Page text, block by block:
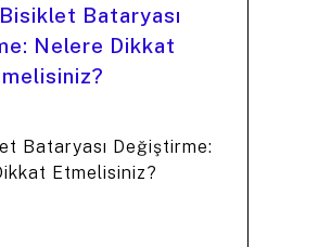
Bataryası
Nelere Dikkat
Bataryası Değiştirme:
Etmelisiniz?